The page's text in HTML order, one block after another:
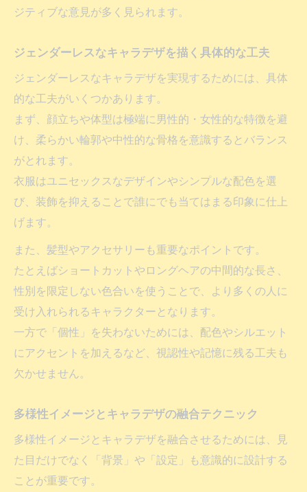
ジティブな意見が多く見られます。
ジェンダーレスなキャラデザを描く具体的な工夫
ジェンダーレスなキャラデザを実現するためには、具体
的な工夫がいくつかあります。
まず、顔立ちや体型は極端に男性的・女性的な特徴を避
け、柔らかい輪郭や中性的な骨格を意識するとバランス
がとれます。
衣服はユニセックスなデザインやシンプルな配色を選
び、装飾を抑えることで誰にでも当てはまる印象に仕上
げます。
また、髪型やアクセサリーも重要なポイントです。
たとえばショートカットやロングヘアの中間的な長さ、
性別を限定しない色合いを使うことで、より多くの人に
受け入れられるキャラクターとなります。
一方で「個性」を失わないためには、配色やシルエット
にアクセントを加えるなど、視認性や記憶に残る工夫も
欠かせません。
多様性イメージとキャラデザの融合テクニック
多様性イメージとキャラデザを融合させるためには、見
た目だけでなく「背景」や「設定」も意識的に設計する
ことが重要です。